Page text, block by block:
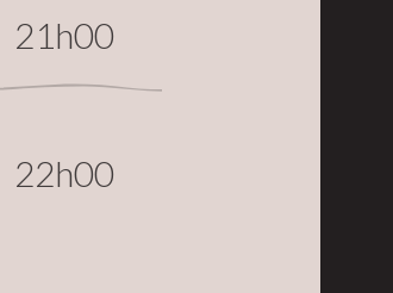
21h00
22h00